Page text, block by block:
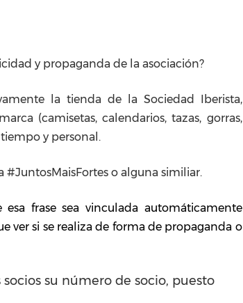
y propaganda de la asociación?
la tienda de la Sociedad Iberista,
(camisetas, calendarios, tazas, gorras,
y personal.
#JuntosMaisFortes o alguna similiar.
frase sea vinculada automáticamente
ver si se realiza de forma de propaganda o
socios su número de socio, puesto